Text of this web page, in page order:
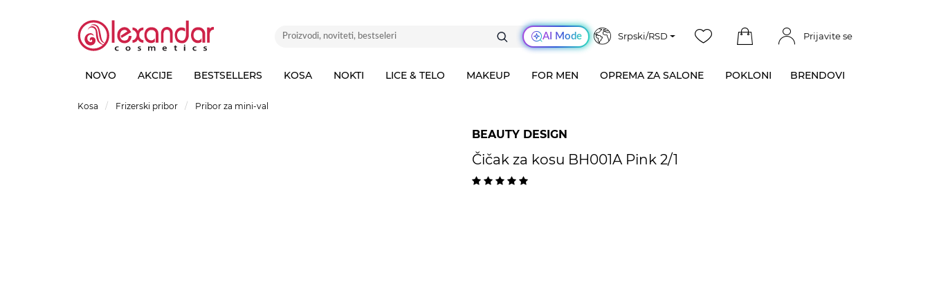
AI Mode Srpski/RSD Prijavite se
NOVO AKCIJE BESTSELLERS KOSA NOKTI LICE & TELO MAKEUP FOR MEN OPREMA ZA SALONE POKLONI BRENDOVI
Kosa Frizerski pribor Pribor za mini-val
BEAUTY DESIGN
Čičak za kosu BH001A Pink 2/1